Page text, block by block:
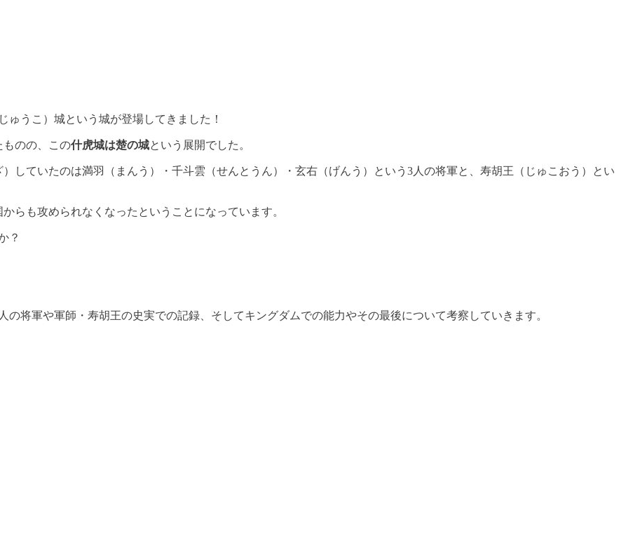
ゅうこ）城という城が登場してきました！
ものの、この什虎城は楚の城という展開でした。
していたのは満羽（まんう）・千斗雲（せんとうん）・玄右（げんう）という3人の将軍と、寿胡王（じゅこおう）とい
らも攻められなくなったということになっています。
？
将軍や軍師・寿胡王の史実での記録、そしてキングダムでの能力やその最後について考察していきます。